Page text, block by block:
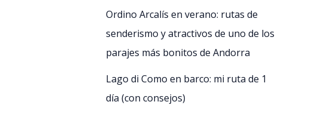
Ordino Arcalís en verano: rutas de
senderismo y atractivos de uno de los
parajes más bonitos de Andorra
Lago di Como en barco: mi ruta de 1
día (con consejos)